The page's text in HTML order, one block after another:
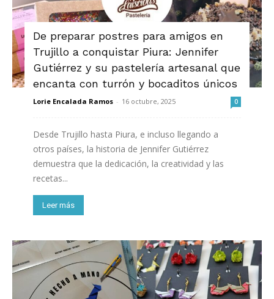
De preparar postres para amigos en
Trujillo a conquistar Piura: Jennifer
Gutiérrez y su pastelería artesanal que
encanta con turrón y bocaditos únicos
Lorie Encalada Ramos - 16 octubre, 2025 0
Desde Trujillo hasta Piura, e incluso llegando a
otros países, la historia de Jennifer Gutiérrez
demuestra que la dedicación, la creatividad y las
recetas...
Leer más